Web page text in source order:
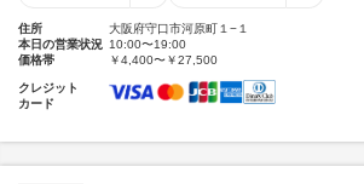
住所
大阪府守口市河原町１−１
本日の営業状況 10:00〜19:00
価格帯
￥4,400〜￥27,500
クレジット
カード